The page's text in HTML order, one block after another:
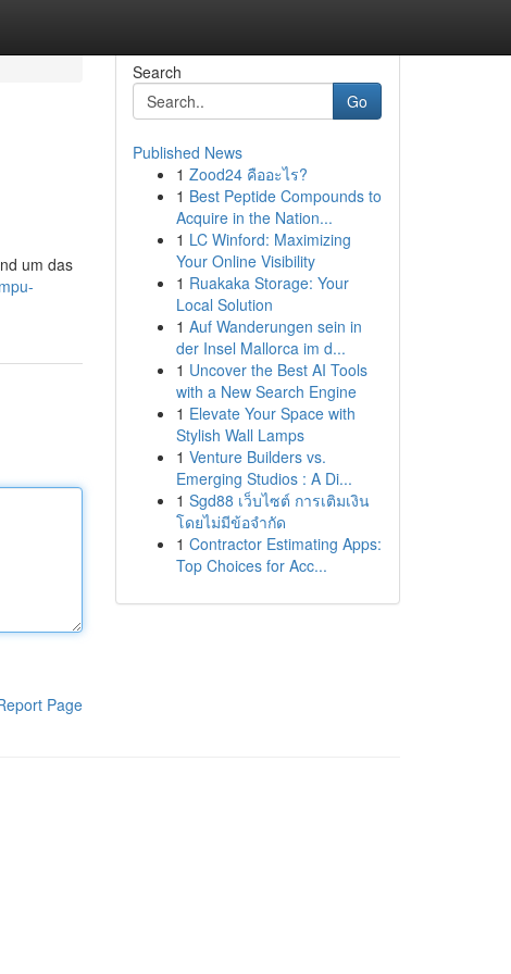
um das
Page
Search
Go
Published News
1 Zood24 คืออะไร?
1 Best Peptide Compounds to
Acquire in the Nation...
1 LC Winford: Maximizing
Your Online Visibility
1 Ruakaka Storage: Your
Local Solution
1 Auf Wanderungen sein in
der Insel Mallorca im d...
1 Uncover the Best AI Tools
with a New Search Engine
1 Elevate Your Space with
Stylish Wall Lamps
1 Venture Builders vs.
Emerging Studios : A Di...
1 Sgd88 เว็บไซต์ การเติมเงิน
โดยไม่มีข้อจำกัด
1 Contractor Estimating Apps:
Top Choices for Acc...